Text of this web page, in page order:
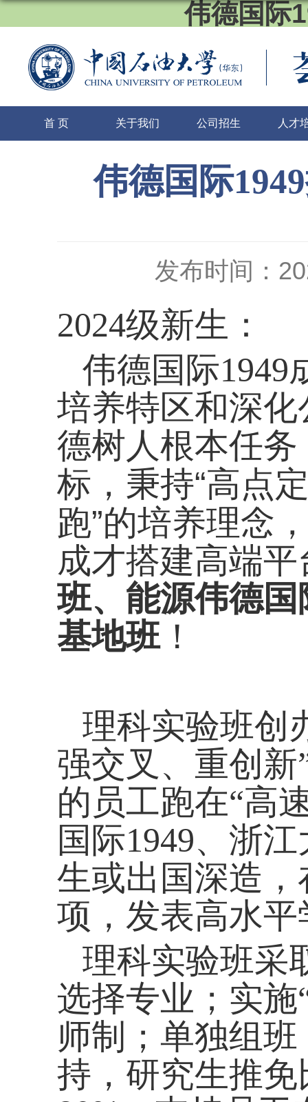
伟德国际
首 页 关于我们 公司招生 人才
伟德国际
发布时间：
2024级新生：
伟德国际1949
培养特区和深
德树人根本任
标，秉持“高点
跑”的培养理念
成才搭建高端
班、能源伟德
基地班！
理科实验班创
强交叉、重创
的员工跑在“高
国际1949、浙
生或出国深造
项，发表高水平
理科实验班采
选择专业；实
师制；单独组
持，研究生推免